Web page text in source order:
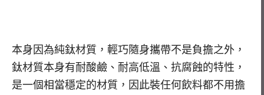
本身因為純鈦材質，輕巧隨身攜帶不是負擔之外，
鈦材質本身有耐酸鹼、耐高低溫、抗腐蝕的特性，
是一個相當穩定的材質，因此裝任何飲料都不用擔